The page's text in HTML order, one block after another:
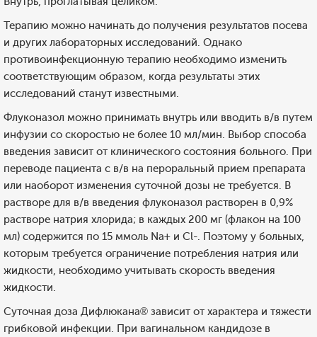
Терапию можно начинать до получения результатов посева
и других лабораторных исследований. Однако
противоинфекционную терапию необходимо изменить
соответствующим образом, когда результаты этих
исследований станут известными.
Флуконазол можно принимать внутрь или вводить в/в путем
инфузии со скоростью не более 10 мл/мин. Выбор способа
введения зависит от клинического состояния больного. При
переводе пациента с в/в на пероральный прием препарата
или наоборот изменения суточной дозы не требуется. В
растворе для в/в введения флуконазол растворен в 0,9%
растворе натрия хлорида; в каждых 200 мг (флакон на 100
мл) содержится по 15 ммоль Na+ и Cl-. Поэтому у больных,
которым требуется ограничение потребления натрия или
жидкости, необходимо учитывать скорость введения
жидкости.
Суточная доза Дифлюкана® зависит от характера и тяжести
грибковой инфекции. При вагинальном кандидозе в